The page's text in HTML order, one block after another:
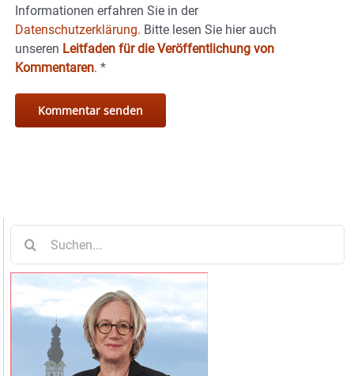
Informationen erfahren Sie in der
Datenschutzerklärung. Bitte lesen Sie hier auch
unseren Leitfaden für die Veröffentlichung von
Kommentaren. *
nach: